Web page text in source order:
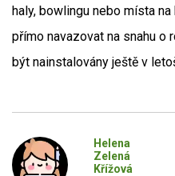
haly, bowlingu nebo místa
přímo navazovat na snahu o
být nainstalovány ještě v
Helena
Zelená
Křížová